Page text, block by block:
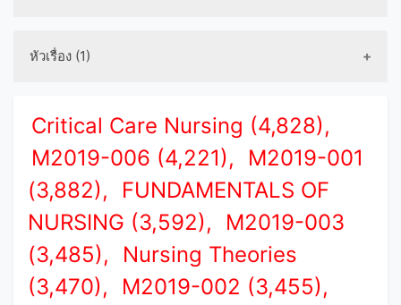
หัวเรื่อง (1)
Critical Care Nursing (4,828),
M2019-006 (4,221),
M2019-001
(3,882),
FUNDAMENTALS OF
NURSING (3,592),
M2019-003
(3,485),
Nursing Theories
(3,470),
M2019-002 (3,455),